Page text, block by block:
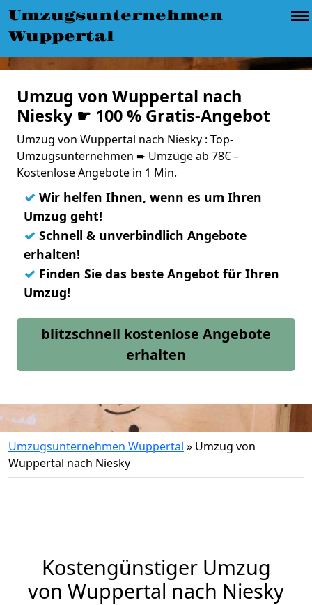
Umzugsunternehmen
Wuppertal
Umzug von Wuppertal nach
Niesky ☛ 100 % Gratis-Angebot
Umzug von Wuppertal nach Niesky : Top-
Umzugsunternehmen ➨ Umzüge ab 78€ –
Kostenlose Angebote in 1 Min.
✓ Wir helfen Ihnen, wenn es um Ihren
Umzug geht!
✓ Schnell & unverbindlich Angebote
erhalten!
✓ Finden Sie das beste Angebot für Ihren
Umzug!
blitzschnell kostenlose Angebote
erhalten
Umzugsunternehmen Wuppertal » Umzug von
Wuppertal nach Niesky
Kostengünstiger Umzug
von Wuppertal nach Niesky